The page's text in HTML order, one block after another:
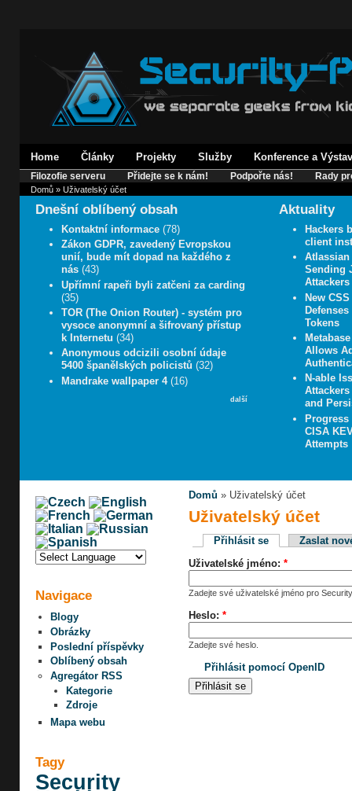
Home Články Projekty Služby Konference a
Filozofie serveru Přidejte se k nám! Podpořte nás! Rady
Domů» Uživatelský účet
Dnešní oblíbený obsah
Kontaktní informace (78)
Zákon GDPR, zavedený Evropskou
unií, bude mít dopad na každého z
nás (43)
Upřímní rapeři byli zatčeni za carding
(35)
TOR (The Onion Router) - systém pro
vysoce anonymní a šifrovaný přístup
k Internetu (34)
Anonymous odcizili osobní údaje
5400 španělských policistů (32)
Mandrake wallpaper 4 (16)
další
Aktuality
Hackers
client
Atlassian
Sending
Attackers
New
Tokens
Allows
N-able
Attackers
and
Progress
CISA
Attempts
Navigace
Blogy
Obrázky
Poslední příspěvky
Oblíbený obsah
Agregátor RSS
Kategorie
Zdroje
Mapa webu
Tagy
Security
Domů » Uživatelský účet
Uživatelský účet
Přihlásit se
Zaslat
Uživatelské jméno: *
Zadejte své uživatelské jméno pro
Heslo: *
Zadejte své heslo.
Přihlásit pomocí OpenID